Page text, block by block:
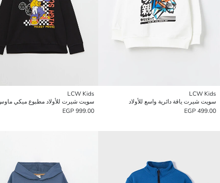
LCW Kids
سويت شيرت ياقة دائرية واسع للأولاد
499.00 EGP
LCW Kids
999.00 EGP